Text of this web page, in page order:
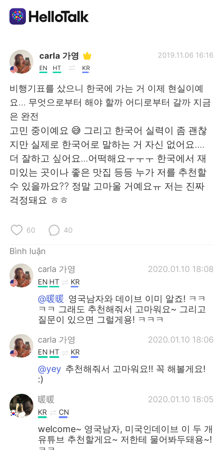
Ứng dụng trao đổi ngôn ngữ
AI Grammar Checker
Tiếng Việt
English 简体中文
繁體中文 Español
العربية
Deutsch
한국어
ไทย
Italiano Türkçe
Português
carla 가영
EN HT KR
2019.11.06 16:16
비행기표를 샀으니 한국에 가는 거 이제 현실이예
요... 무엇으로부터 해야 할까 어디로부터 갈까 지금
은 완전
고민 중이예요 😅 그리고 한국어 실력이 좀 괜찮
지만 실제로 한국어로 말하는 거 자신 없어요....
더 잘하고 싶어요...어떡해요ㅜㅜㅜ 한국에서 재
미있는 곳이나 좋은 맛집 등등 누가 저를 추천할
수 있을까요?? 정말 고마울 거예요ㅠ 저는 진짜
걱정돼요 ㅎㅎ
60 40
Bình luận
carla 가영
2020.01.10 18:08
EN HT KR
@暖暖 영국남자와 데이브 이미 알죠! ㅋㅋ
ㅋㅋ 그래도 추천해줘서 고마워요~ 그리고
질문이 있으면 그럴게용! ㅋㅋㅋ
carla 가영 2020.01.10 18:06
EN HT KR
@yey 추천해줘서 고마워요!! 꼭 해볼게요!
:)
暖暖 2020.01.10 18:05
KR CN
welcome~ 영국남자, 미국인데이브 이 두 개
유튜브 추천할게요~ 저한테 물어봐두돼용~!